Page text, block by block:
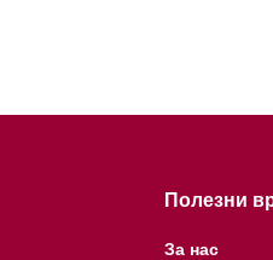
Полезни
За нас